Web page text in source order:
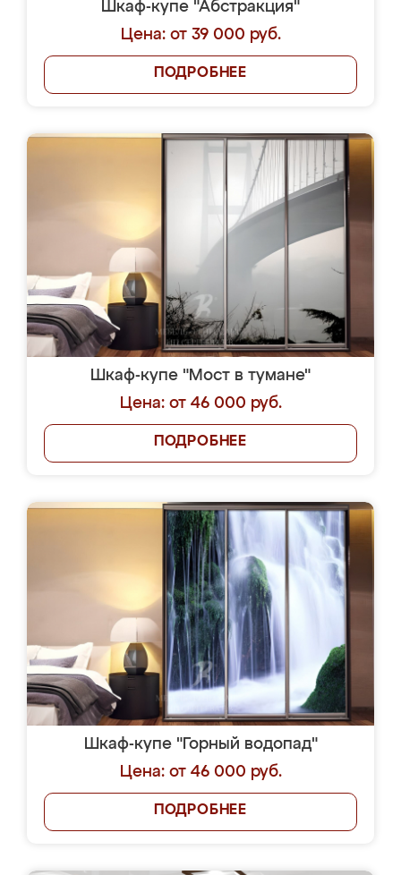
Шкаф-купе "Абстракция"
Цена: от 39 000 руб.
ПОДРОБНЕЕ
Шкаф-купе "Мост в тумане"
Цена: от 46 000 руб.
ПОДРОБНЕЕ
Шкаф-купе "Горный водопад"
Цена: от 46 000 руб.
ПОДРОБНЕЕ